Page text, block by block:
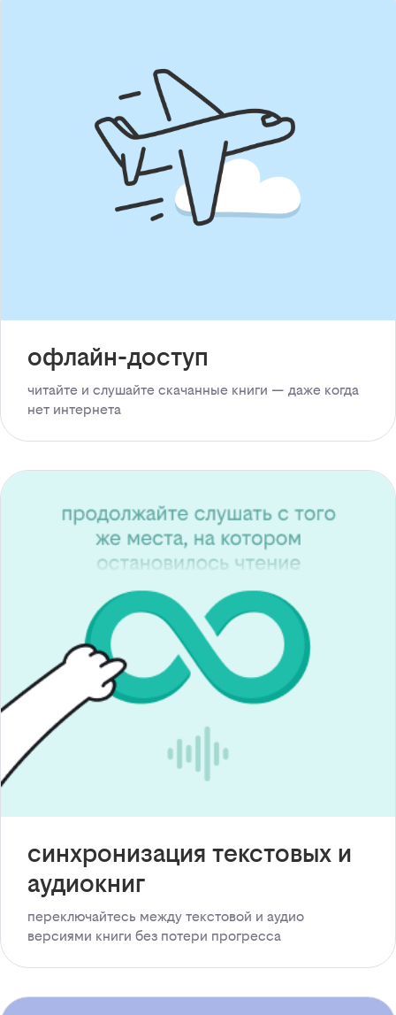
офлайн-доступ
читайте и слушайте скачанные книги — даже когда
нет интернета
синхронизация текстовых и
аудиокниг
переключайтесь между текстовой и аудио
версиями книги без потери прогресса